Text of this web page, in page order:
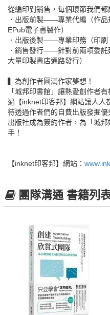
從編印到銷售，每個環節我們
．出版前製——專業代編（作品
EPub電子書製作）
．出版後製——專業印務（印刷
．銷售發行——針對前兩項委託
大量印製書店通路發行）
▍為創作者圓滿作家夢想！
「城邦印書館」讓熱愛創作者
過【inknet印客邦】網站讓人人
待透過作者們的自費出版發掘
出版社成為簽約作者，為「城
手！
【inknet印客邦】網站：
團隊溝通 書籍列